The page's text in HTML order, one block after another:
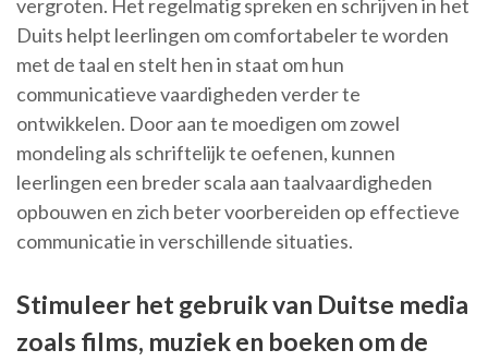
vergroten. Het regelmatig spreken en schrijven in het
Duits helpt leerlingen om comfortabeler te worden
met de taal en stelt hen in staat om hun
communicatieve vaardigheden verder te
ontwikkelen. Door aan te moedigen om zowel
mondeling als schriftelijk te oefenen, kunnen
leerlingen een breder scala aan taalvaardigheden
opbouwen en zich beter voorbereiden op effectieve
communicatie in verschillende situaties.
Stimuleer het gebruik van Duitse media
zoals films, muziek en boeken om de